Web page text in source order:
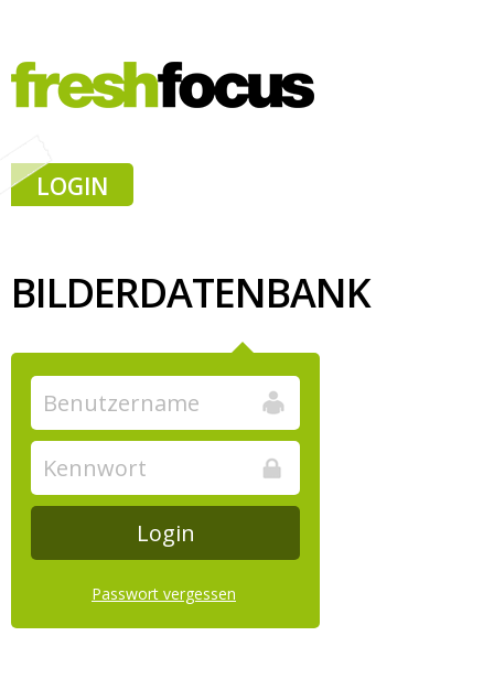
LOGIN
BILDERDATENBANK
Passwort vergessen